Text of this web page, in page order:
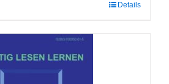
Details